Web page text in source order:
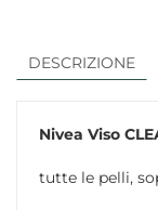
DESCRIZIONE
Nivea Viso
tutte le pelli,